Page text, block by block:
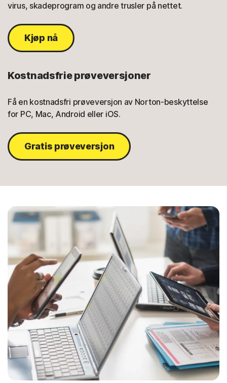
virus, skadeprogram og andre trusler på nettet.
Kjøp nå
Kostnadsfrie prøveversjoner
Få en kostnadsfri prøveversjon av Norton-beskyttelse
for PC, Mac, Android eller iOS.
Gratis prøveversjon